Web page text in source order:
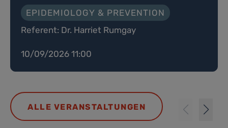
EPIDEMIOLOGY & PREVENTION
Referent: Dr. Harriet Rumgay
10/09/2026 11:00
ALLE VERANSTALTUNGEN